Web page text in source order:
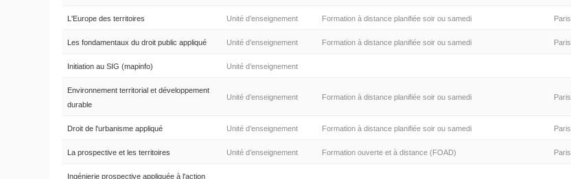
L'Europe des territoires Unité d’enseignement Formation à distance planifiée soir ou samedi Paris
Les fondamentaux du droit public appliqué Unité d’enseignement Formation à distance planifiée soir ou samedi Paris
Initiation au SIG (mapinfo) Unité d’enseignement
Environnement territorial et développement
durable
Unité d’enseignement Formation à distance planifiée soir ou samedi Paris
Droit de l'urbanisme appliqué Unité d’enseignement Formation à distance planifiée soir ou samedi Paris
La prospective et les territoires Unité d’enseignement Formation ouverte et à distance (FOAD) Paris
Ingénierie prospective appliquée à l'action